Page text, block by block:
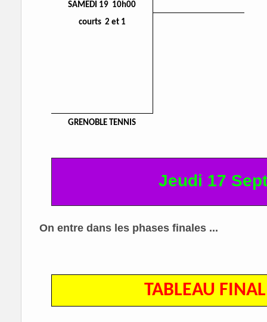
SAMEDI 19 10h00
courts 2 et 1
GRENOBLE TENNIS
Jeudi 17
On entre dans les phases finales ...
TABLEAU